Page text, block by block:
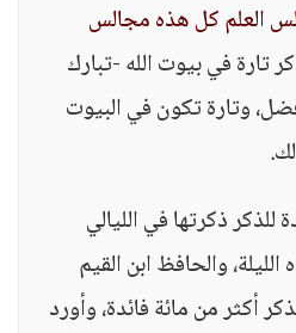
العلم كل هذه مجالس
تارة في بيوت الله -تبارك
وتارة تكون في البيوت
ذكرتها في الليالي
والحافظ ابن القيم
أكثر من مائة فائدة، وأورد